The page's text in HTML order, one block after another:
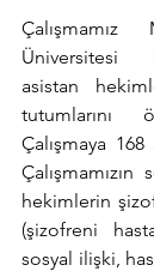
Üniversitesi
asistan
tutumlarını
Çalışmaya 168
hekimlerin
(şizofreni
sosyal ilişki,